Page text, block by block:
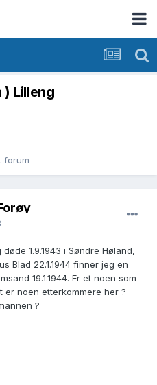
Lilleng
forum
1.9.1943 i Søndre Høland,
Blad 22.1.1944 finner jeg en
19.1.1944. Er et noen som
er noen etterkommere her ?
?